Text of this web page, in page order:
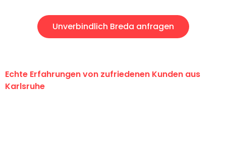
Unverbindlich Breda anfragen
Echte Erfahrungen von zufriedenen Kunden aus
Karlsruhe